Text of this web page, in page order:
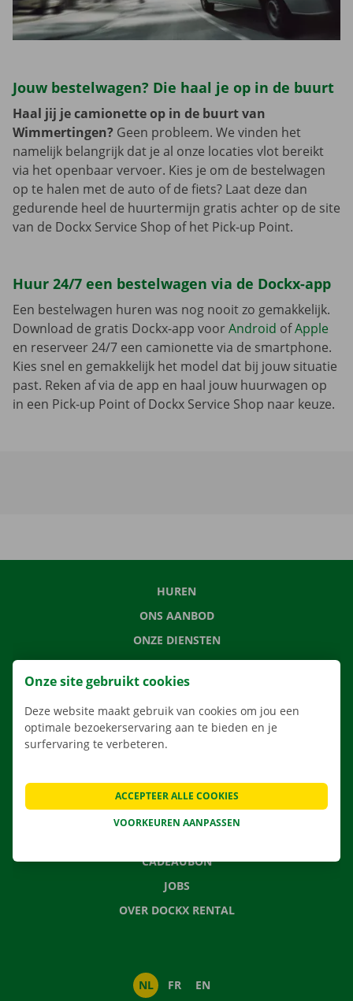
Jouw bestelwagen? Die haal je op in de buurt
Haal jij je camionette op in de buurt van
Wimmertingen? Geen probleem. We vinden het
namelijk belangrijk dat je al onze locaties vlot bereikt
via het openbaar vervoer. Kies je om de bestelwagen
op te halen met de auto of de fiets? Laat deze dan
gedurende heel de huurtermijn gratis achter op de site
van de Dockx Service Shop of het Pick-up Point.
Huur 24/7 een bestelwagen via de Dockx-app
Een bestelwagen huren was nog nooit zo gemakkelijk.
Download de gratis Dockx-app voorAndroid ofApple
en reserveer 24/7 een camionette via de smartphone.
Kies snel en gemakkelijk het model dat bij jouw situatie
past. Reken af via de app en haal jouw huurwagen op
in een Pick-up Point of Dockx Service Shop naar keuze.
HUREN
ONS AANBOD
ONZE DIENSTEN
LOCATIES
APP
VERHUISOPLOSSINGEN
CONTACTEER ONS
VEELGESTELDE VRAGEN
CADEAUBON
JOBS
OVER DOCKX RENTAL
NL FR EN
Onze site gebruikt cookies
Deze website maakt gebruik van cookies om jou een
optimale bezoekerservaring aan te bieden en je
surfervaring te verbeteren.
VOORKEUREN AANPASSEN
ACCEPTEER ALLE COOKIES